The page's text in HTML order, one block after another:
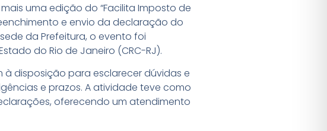
uma edição do “Facilita Imposto de
e envio da declaração do
da Prefeitura, o evento foi
do Rio de Janeiro (CRC-RJ).
disposição para esclarecer dúvidas e
e prazos. A atividade teve como
oferecendo um atendimento